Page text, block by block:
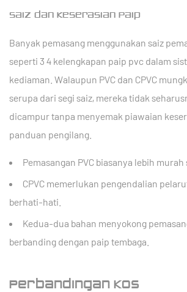
Saiz dan Keserasian Paip
Banyak pemasang menggunakan saiz
seperti 3 4 kelengkapan paip pvc dalam
kediaman. Walaupun PVC dan CPVC
serupa dari segi saiz, mereka tidak
dicampur tanpa menyemak piawaian
panduan pengilang.
Pemasangan PVC biasanya lebih murah
CPVC memerlukan pengendalian
berhati-hati.
Kedua-dua bahan menyokong
berbanding dengan paip tembaga.
Perbandingan Kos